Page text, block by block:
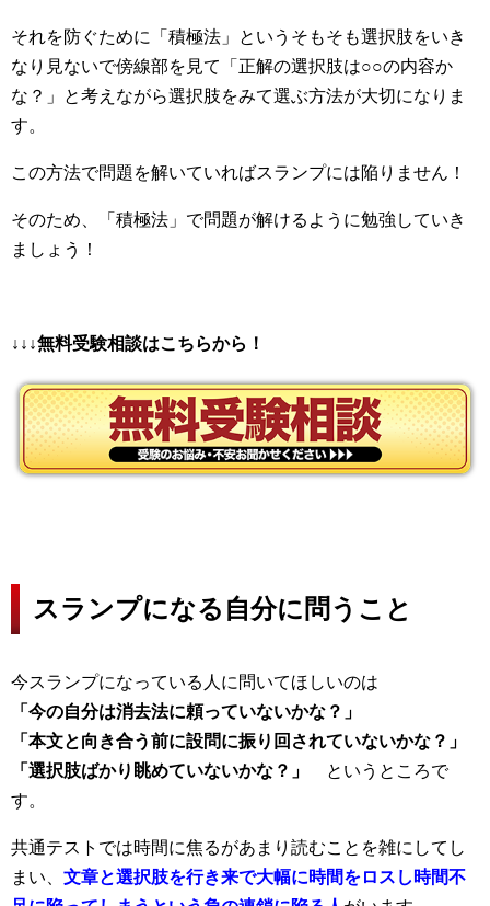
それを防ぐために「積極法」というそもそも選択肢をいき
なり見ないで傍線部を見て「正解の選択肢は○○の内容か
な？」と考えながら選択肢をみて選ぶ方法が大切になりま
す。
この方法で問題を解いていればスランプには陥りません！
そのため、「積極法」で問題が解けるように勉強していき
ましょう！
↓↓↓無料受験相談はこちらから！
スランプになる自分に問うこと
今スランプになっている人に問いてほしいのは
「今の自分は消去法に頼っていないかな？」
「本文と向き合う前に設問に振り回されていないかな？」
「選択肢ばかり眺めていないかな？」
というところで
す。
共通テストでは時間に焦るがあまり読むことを雑にしてし
まい、 文章と選択肢を行き来で大幅に時間をロスし時間不